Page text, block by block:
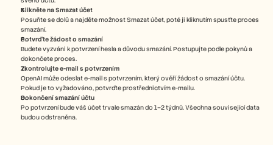
Klikněte na Smazat účet
Posuňte se dolů a najděte možnost Smazat účet, poté ji kliknutím spusťte proces
smazání.
Potvrďte žádost o smazání
Budete vyzváni k potvrzení hesla a důvodu smazání. Postupujte podle pokynů a
dokončete proces.
Zkontrolujte e-mail s potvrzením
OpenAI může odeslat e-mail s potvrzením, který ověří žádost o smazání účtu.
Pokud je to vyžadováno, potvrďte prostřednictvím e-mailu.
Dokončení smazání účtu
Po potvrzení bude váš účet trvale smazán do 1–2 týdnů. Všechna související data
budou odstraněna.